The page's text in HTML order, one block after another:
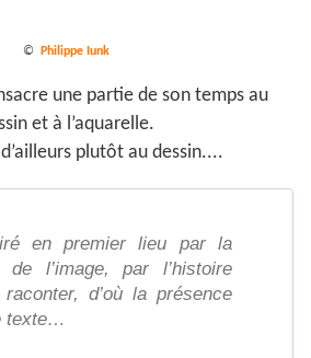
© Philippe Iunk
une partie de son temps au
et à l’aquarelle.
plutôt au dessin....
en premier lieu par la
de l’image, par l’histoire
raconter, d’où la présence
texte…